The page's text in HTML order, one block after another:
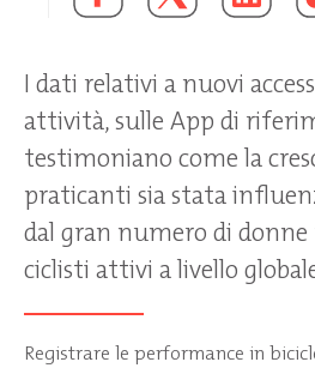
I dati relativi a nuovi
attività, sulle App di
testimoniano come la
praticanti sia stata
dal gran numero di donne
ciclisti attivi a livello
Registrare le performance in